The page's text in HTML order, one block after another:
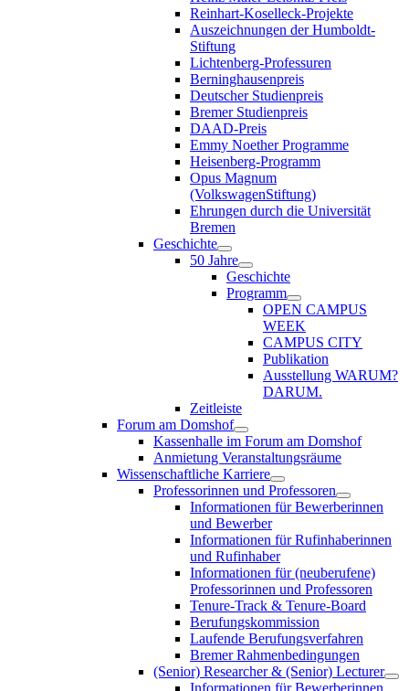
Reinhart-Koselleck-Projekte
Auszeichnungen der Humboldt-
Stiftung
Lichtenberg-Professuren
Berninghausenpreis
Deutscher Studienpreis
Bremer Studienpreis
DAAD-Preis
Emmy Noether Programme
Heisenberg-Programm
Opus Magnum
(VolkswagenStiftung)
Ehrungen durch die Universität
Bremen
Geschichte
50 Jahre
Geschichte
Programm
OPEN CAMPUS
WEEK
CAMPUS CITY
Publikation
Ausstellung WARUM?
DARUM.
Zeitleiste
Forum am Domshof
Kassenhalle im Forum am Domshof
Anmietung Veranstaltungsräume
Wissenschaftliche Karriere
Professorinnen und Professoren
Informationen für Bewerberinnen
und Bewerber
Informationen für Rufinhaberinnen
und Rufinhaber
Informationen für (neuberufene)
Professorinnen und Professoren
Tenure-Track & Tenure-Board
Berufungskommission
Laufende Berufungsverfahren
Bremer Rahmenbedingungen
(Senior) Researcher & (Senior) Lecturer
Informationen für Bewerberinnen